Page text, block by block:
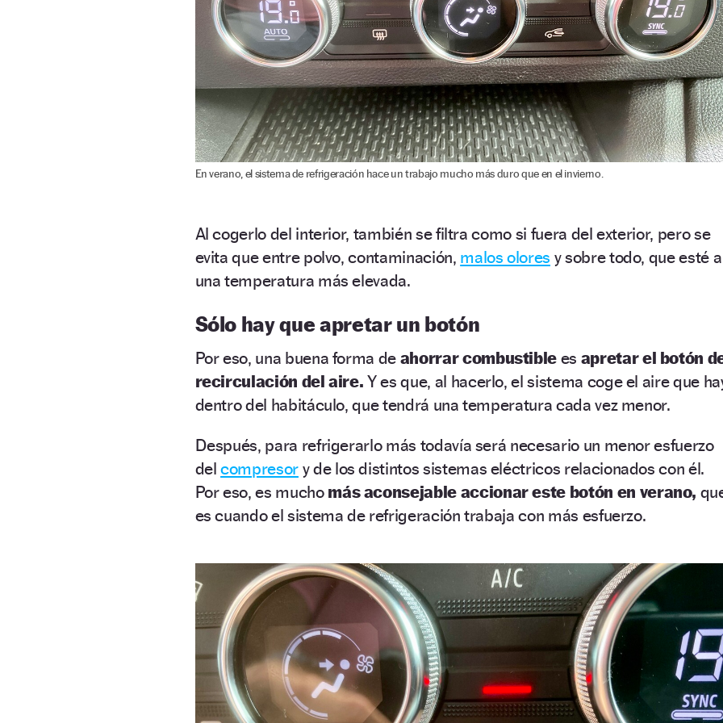
En verano, el sistema de refrigeración hace un trabajo mucho más duro que en el invierno.
Al cogerlo del interior, también se filtra como si fuera del exterior, pero se
evita que entre polvo, contaminación, malos olores y sobre todo, que esté a
una temperatura más elevada.
Sólo hay que apretar un botón
Por eso, una buena forma de ahorrar combustible es apretar el botón
recirculación del aire. Y es que, al hacerlo, el sistema coge el aire que
dentro del habitáculo, que tendrá una temperatura cada vez menor.
Después, para refrigerarlo más todavía será necesario un menor esfuerzo
delcompresory de los distintos sistemas eléctricos relacionados con él.
Por eso, es mucho más aconsejable accionar este botón en verano,
es cuando el sistema de refrigeración trabaja con más esfuerzo.